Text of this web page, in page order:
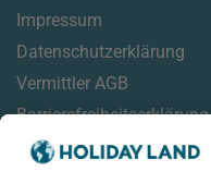
Impressum
Datenschutzerklärung
Vermittler AGB
Barrierefreiheitserklärung